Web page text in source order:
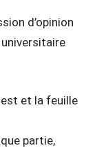
d’opinion
et la feuille
partie,